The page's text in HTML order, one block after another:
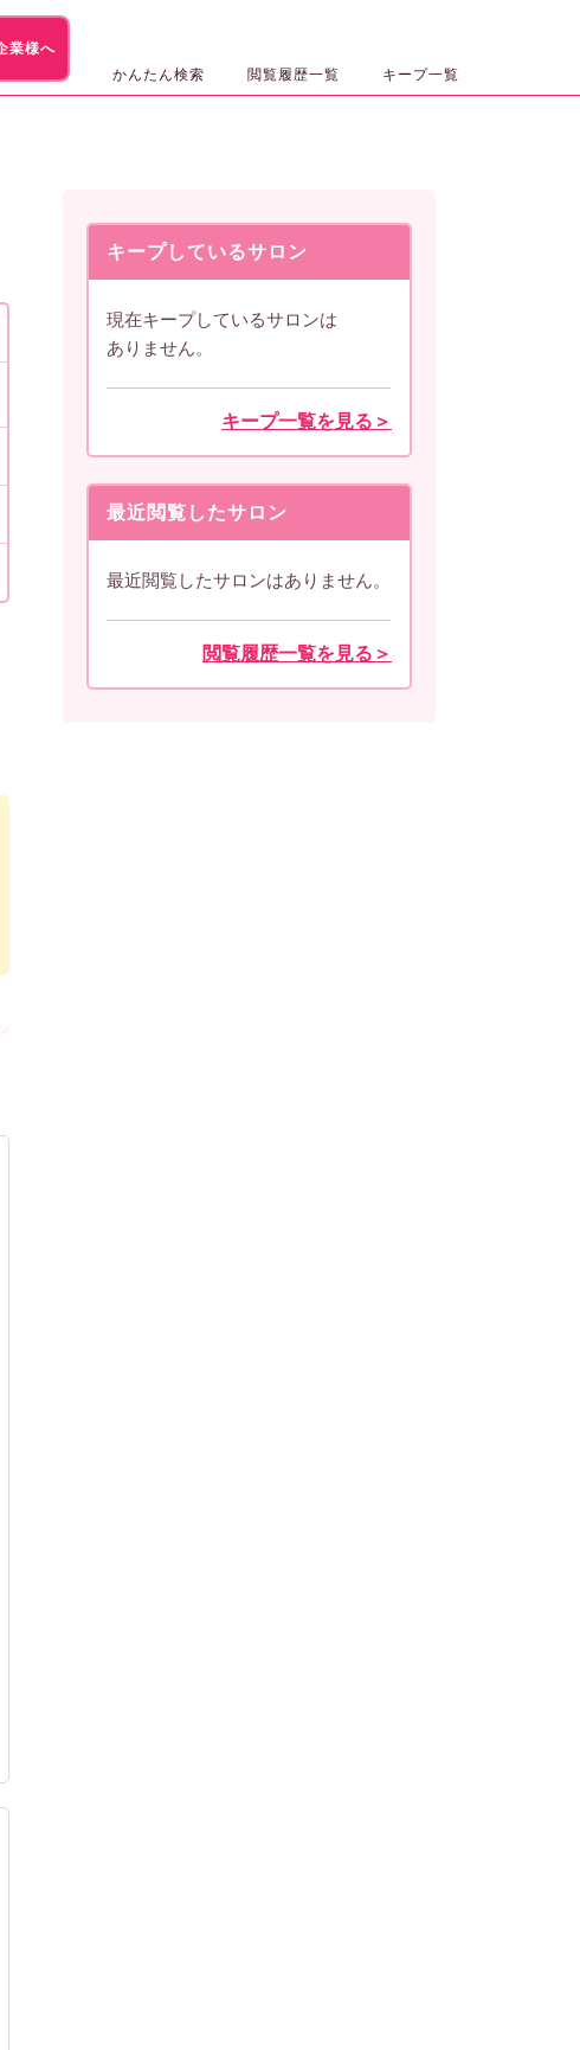
業様へ
かんたん検索
閲覧履歴一覧 キープ一覧
キープしているサロン
現在キープしているサロンは
ありません。
キープ一覧を見る＞
最近閲覧したサロン
最近閲覧したサロンはありません。
閲覧履歴一覧を見る＞